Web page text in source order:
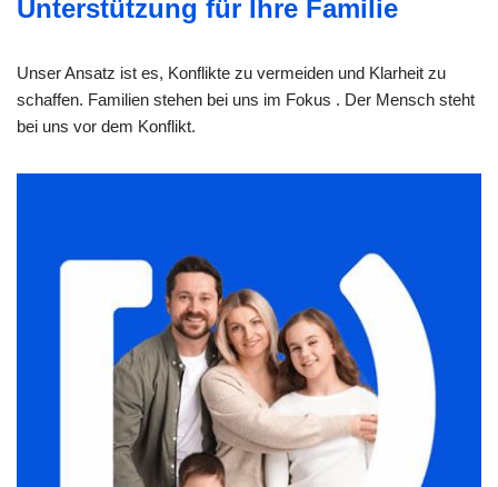
Unterstützung für Ihre Familie
Unser Ansatz ist es, Konflikte zu vermeiden und Klarheit zu
schaffen. Familien stehen bei uns im Fokus . Der Mensch steht
bei uns vor dem Konflikt.